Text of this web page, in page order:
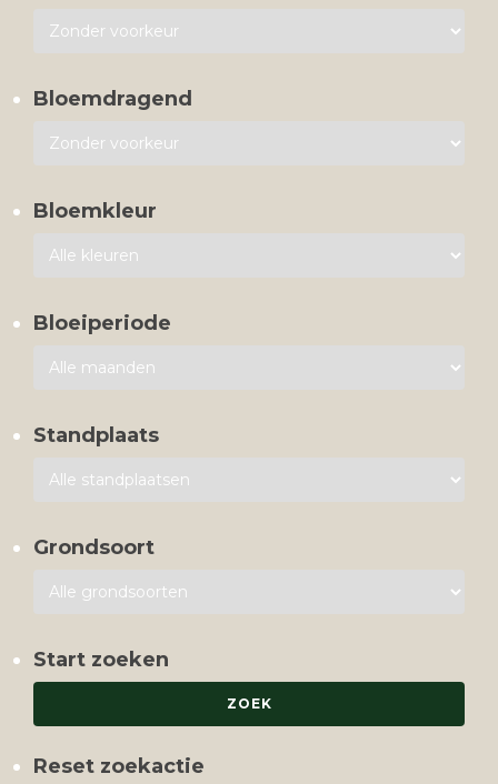
Bloemdragend
Bloemkleur
Bloeiperiode
Standplaats
Grondsoort
Start zoeken
Reset zoekactie